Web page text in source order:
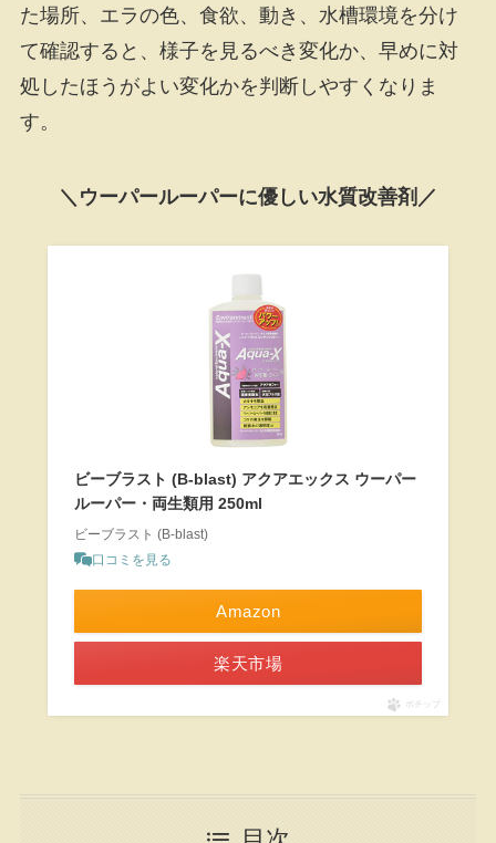
た場所、エラの色、食欲、動き、水槽環境を分け
て確認すると、様子を見るべき変化か、早めに対
処したほうがよい変化かを判断しやすくなりま
す。
＼ウーパールーパーに優しい水質改善剤／
ビーブラスト (B-blast) アクアエックス ウーパー
ルーパー・両生類用 250ml
ビーブラスト (B-blast)
口コミを見る
Amazon
楽天市場
ポチップ